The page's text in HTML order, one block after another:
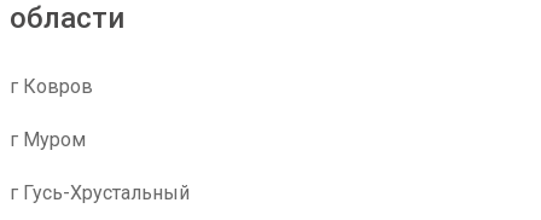
области
г Ковров
г Муром
г Гусь-Хрустальный